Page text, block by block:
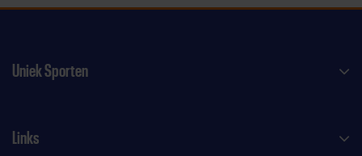
Uniek Sporten
Links